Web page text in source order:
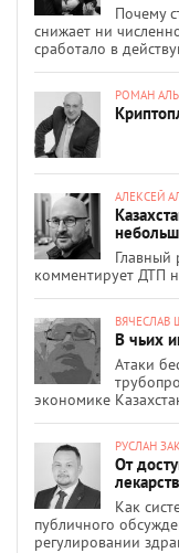
Почему
снижает ни
сработало в
РОМАН
АЛЕКСЕЙ
Главный
комментирует ДТП
ВЯЧЕСЛАВ
В чьих
Атаки
экономике
РУСЛАН
От
Как
публичного
регулировании